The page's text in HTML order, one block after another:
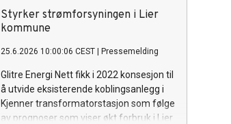
Styrker strømforsyningen i Lier
kommune
25.6.2026 10:00:06 CEST Pressemelding
Glitre Energi Nett fikk i 2022 konsesjon til
å utvide eksisterende koblingsanlegg i
Kjenner transformatorstasjon som følge
av prognoser som viser økt forbruk i Lier